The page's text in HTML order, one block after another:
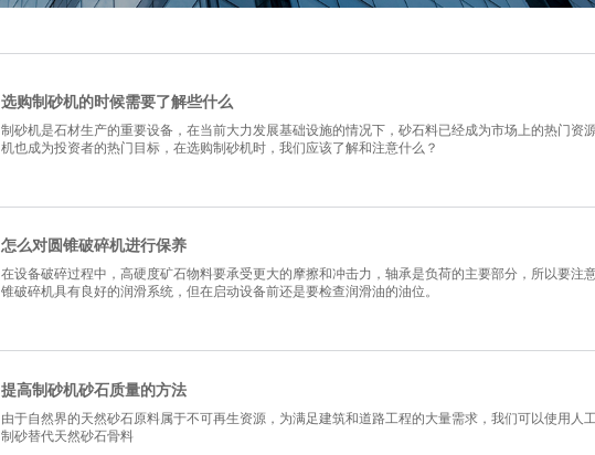
选购制砂机的时候需要了解些什么
制砂机是石材生产的重要设备，在当前大力发展基础设施的情况下，砂石料已经成为市场上的热门资
机也成为投资者的热门目标，在选购制砂机时，我们应该了解和注意什么？
怎么对圆锥破碎机进行保养
在设备破碎过程中，高硬度矿石物料要承受更大的摩擦和冲击力，轴承是负荷的主要部分，所以要注
锥破碎机具有良好的润滑系统，但在启动设备前还是要检查润滑油的油位。
提高制砂机砂石质量的方法
由于自然界的天然砂石原料属于不可再生资源，为满足建筑和道路工程的大量需求，我们可以使用人
制砂替代天然砂石骨料